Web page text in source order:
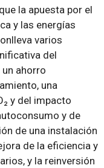
la apuesta por el
y las energías
varios
del
ahorro
una
y del impacto
y de
de una instalación
de la eficiencia y
y la reinversión